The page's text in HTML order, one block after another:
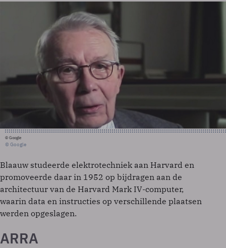
© Google
© Google
Blaauw studeerde elektrotechniek aan Harvard en
promoveerde daar in 1952 op bijdragen aan de
architectuur van de Harvard Mark IV-computer,
waarin data en instructies op verschillende plaatsen
werden opgeslagen.
ARRA